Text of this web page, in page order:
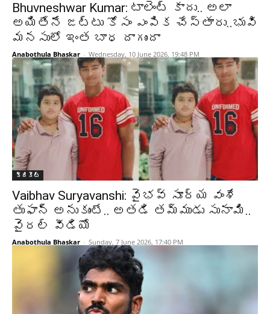
Bhuvneshwar Kumar: టాలెంట్ కాదు.. అలా
అయితేనే జట్టు కోసం ఎంపిక చేస్తారు..భువి
మనసులో ఇంత బాధ దాగుందా
Anabothula Bhaskar - Wednesday, 10 June 2026, 19:48 PM
క్రికెట్‌
Vaibhav Suryavanshi: వైభవ్ సూర్య వంశే
తుఫాన్ అనుకుంటే.. అతడి తమ్ముడు సునామి..
వైరల్ వీడియో
Anabothula Bhaskar - Sunday, 7 June 2026, 17:40 PM